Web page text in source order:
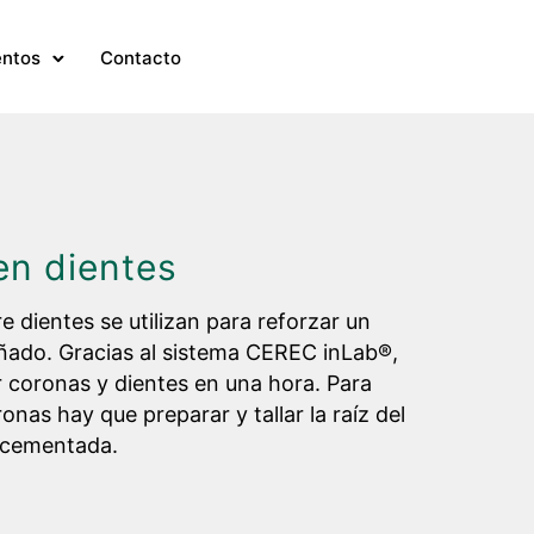
Contacto
dientes
dientes se utilizan para reforzar un
Gracias al sistema CEREC inLab®,
y dientes en una hora. Para
hay que preparar y tallar la raíz del